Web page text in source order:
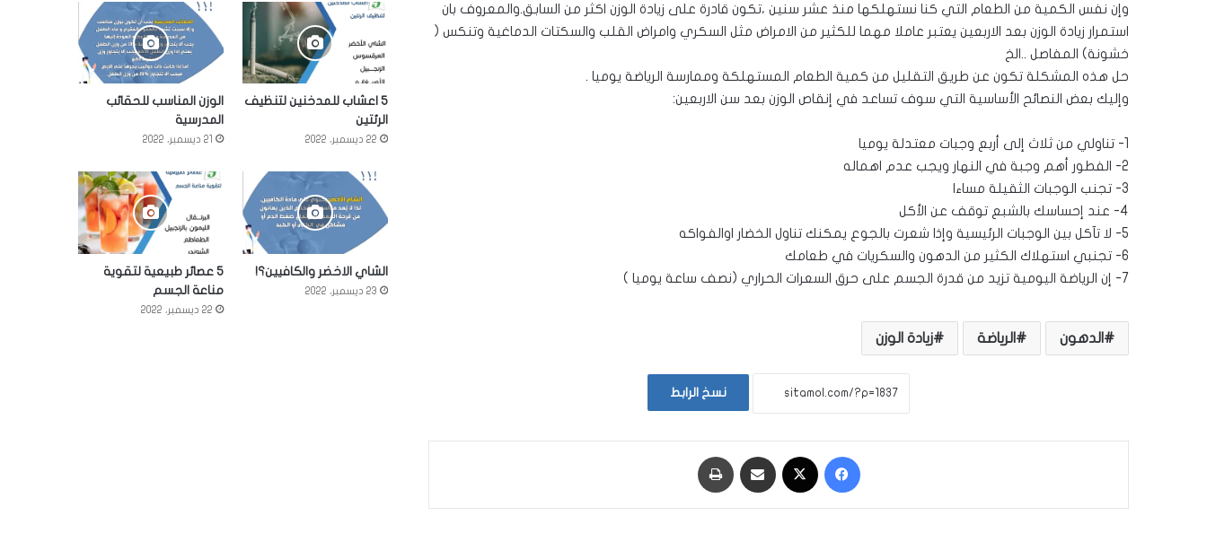
وإن نفس الكمية من الطعام التي كنا نستهلكها منذ عشر سنين ،تكون قادرة على زيادة الوزن اكثر من السابق.والمعروف بان
استمرار زيادة الوزن بعد الاربعين يعتبر عاملا مهما للكثير من الامراض مثل السكري وامراض القلب والسكتات الدماغية وتنكس (
خشونة) المفاصل ..الخ
حل هذه المشكلة تكون عن طريق التقليل من كمية الطعام المستهلكة وممارسة الرياضة يوميا .
وإليك بعض النصائح الأساسية التي سوف تساعد في إنقاص الوزن بعد سن الاربعين:
1- تناولي من ثلاث إلى أربع وجبات معتدلة يوميا
2- الفطور أهم وجبة في النهار ويجب عدم اهماله
3- تجنب الوجبات الثقيلة مساءا
4- عند إحساسك بالشبع توقف عن الأكل
5- لا تآكل بين الوجبات الرئيسية وإذا شعرت بالجوع يمكنك تناول الخضار اوالفواكه
6- تجنبي استهلاك الكثير من الدهون والسكريات في طعامك
7- إن الرياضة اليومية تزيد من قدرة الجسم على حرق السعرات الحراري (نصف ساعة يوميا )
الدهون الرياضة زيادة الوزن
نسخ الرابط
5 اعشاب للمدخنين لتنظيف
الرئتين
22 ديسمبر، 2022
الوزن المناسب للحقائب
المدرسية
21 ديسمبر، 2022
الشاي الاخضر والكافيين؟!
23 ديسمبر، 2022
5 عصائر طبيعية لتقوية
مناعة الجسم
22 ديسمبر، 2022